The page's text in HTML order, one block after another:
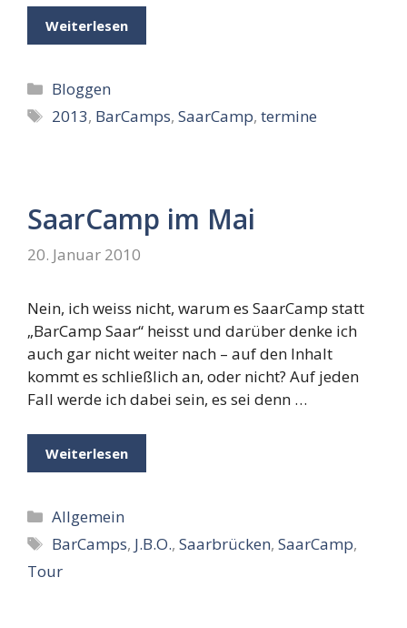
Weiterlesen
Kategorien
Bloggen
Schlagwörter
2013, BarCamps,SaarCamp,termine
SaarCamp im Mai
20. Januar 2010
Nein, ich weiss nicht, warum es SaarCamp statt
„BarCamp Saar“ heisst und darüber denke ich
auch gar nicht weiter nach – auf den Inhalt
kommt es schließlich an, oder nicht? Auf jeden
Fall werde ich dabei sein, es sei denn …
Weiterlesen
Kategorien
Allgemein
Schlagwörter
BarCamps, J.B.O.,Saarbrücken,SaarCamp,
Tour